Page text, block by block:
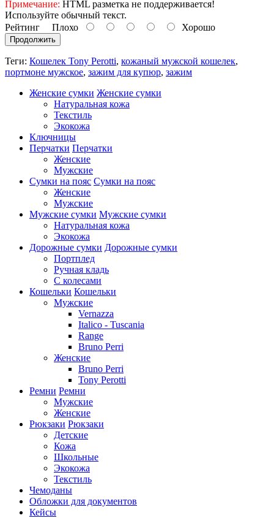
Примечание: HTML разметка не поддерживается!
Используйте обычный текст.
Рейтинг Плохо Хорошо
Продолжить
Теги: Кошелек Tony Perotti, кожаный мужской кошелек,
портмоне мужское, зажим для купюр, зажим
Женские сумки Женские сумки
Натуральная кожа
Текстиль
Экокожа
Ключницы
Перчатки Перчатки
Женские
Мужские
Сумки на пояс Сумки на пояс
Женские
Мужские
Мужские сумки Мужские сумки
Натуральная кожа
Экокожа
Дорожные сумки Дорожные сумки
Портплед
Ручная кладь
С колесами
Кошельки Кошельки
Мужские
Vernazza
Italico - Tuscania
Range
Bruno Perri
Женские
Bruno Perri
Tony Perotti
Ремни Ремни
Мужские
Женские
Рюкзаки Рюкзаки
Детские
Кожа
Школьные
Экокожа
Текстиль
Чемоданы
Обложки для документов
Кейсы